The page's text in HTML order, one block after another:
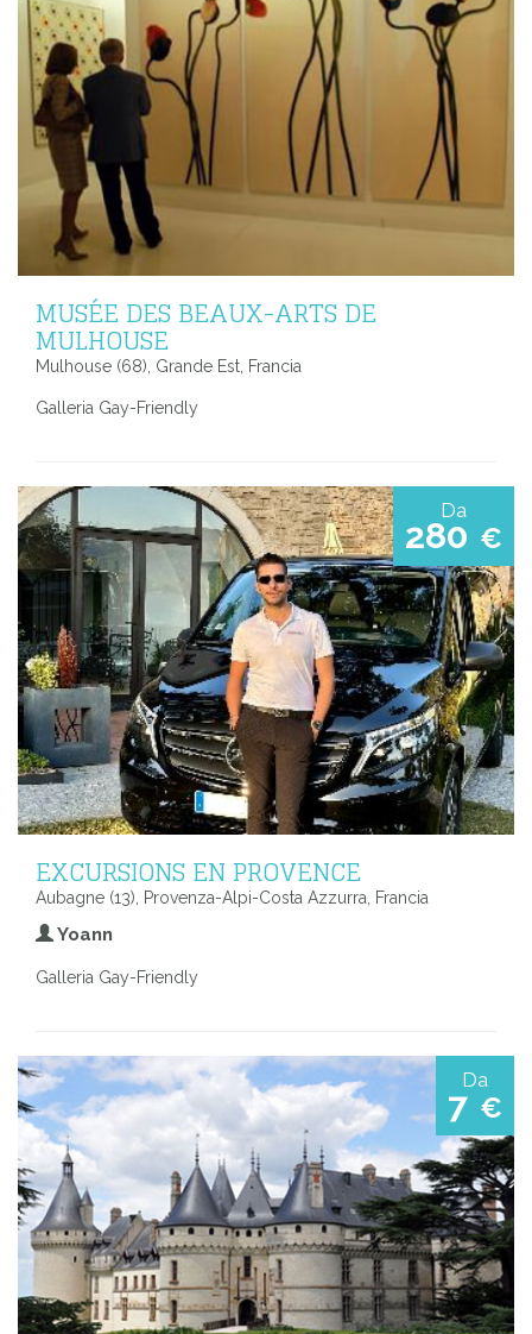
MUSÉE DES BEAUX-ARTS DE
MULHOUSE
Mulhouse (68), Grande Est, Francia
Galleria Gay-Friendly
Da
280 €
EXCURSIONS EN PROVENCE
Aubagne (13), Provenza-Alpi-Costa Azzurra, Francia
Yoann
Galleria Gay-Friendly
Da
7 €